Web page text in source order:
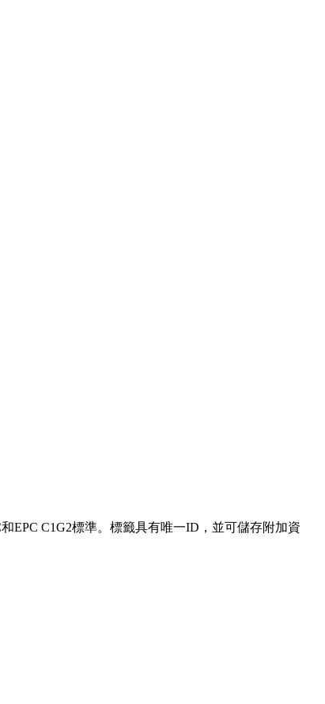
EPC C1G2標準。標籤具有唯一ID，並可儲存附加資